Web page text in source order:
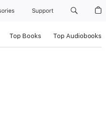
Support
Top Books Top Audiobooks